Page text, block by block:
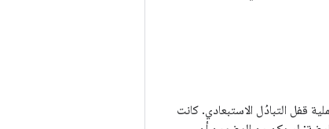
قفل التبادُل الاستبعادي. كانت